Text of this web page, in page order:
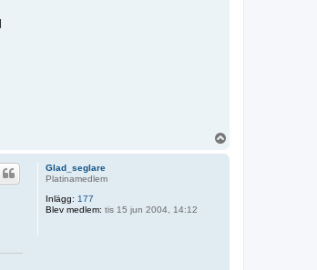
Glad_seglare
Platinamedlem
Inlägg: 177
Blev medlem: tis 15 jun 2004, 14:12